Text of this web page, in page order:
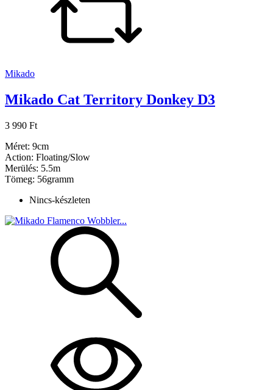
Mikado
Mikado Cat Territory Donkey D3
3 990 Ft
Méret: 9cm
Action: Floating/Slow
Merülés: 5.5m
Tömeg: 56gramm
Nincs-készleten